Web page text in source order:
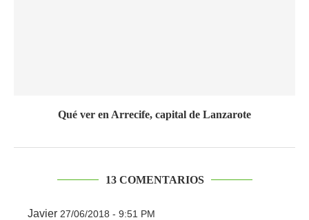
Qué ver en Arrecife, capital de Lanzarote
13 COMENTARIOS
Javier 27/06/2018 - 9:51 PM